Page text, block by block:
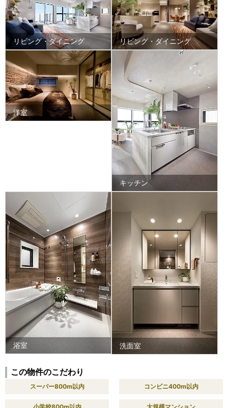
リビング・ダイニング リビング・ダイニング
洋室
キッチン
浴室 洗面室
この物件のこだわり
スーパー800m以内 コンビニ400m以内